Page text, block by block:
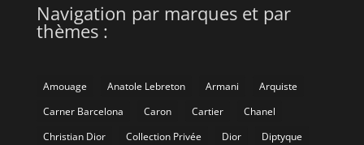
Navigation par marques et par
thèmes :
Amouage Anatole Lebreton Armani
Arquiste
Carner Barcelona
Caron Cartier
Chanel
Christian Dior
Collection Privée Dior
Diptyque